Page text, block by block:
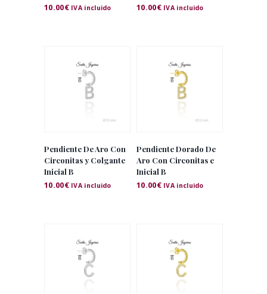
10.00€ IVA incluido 10.00€ IVA incluido
Pendiente De Aro Con
Circonitas y Colgante
Inicial B
10.00€ IVA incluido
Pendiente Dorado De
Aro Con Circonitas e
Inicial B
10.00€ IVA incluido